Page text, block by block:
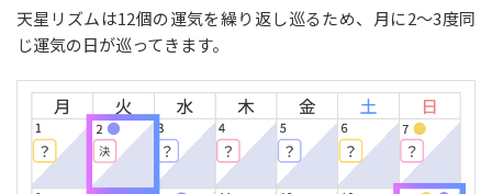
天星リズムは12個の運気を繰り返し巡るため、月に2〜3度同
じ運気の日が巡ってきます。